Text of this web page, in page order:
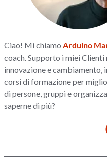
Ciao! Mi chiamoArduino
coach. Supporto i miei
innovazione e cambiamento,
corsi di formazione per
di persone, gruppi e
saperne di più?